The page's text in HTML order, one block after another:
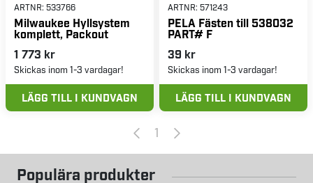
ARTNR: 533766
Milwaukee Hyllsystem
komplett, Packout
1 773 kr
Skickas inom 1-3 vardagar!
LÄGG TILL I KUNDVAGN
ARTNR: 571243
PELA Fästen till 538032
PART# F
39 kr
Skickas inom 1-3 vardagar!
LÄGG TILL I KUNDVAGN
1
Populära produkter